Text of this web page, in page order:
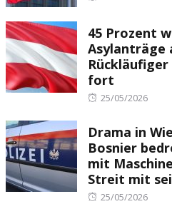
45 Prozent
Asylanträge
fort
Posted
25/05/2026
Drama in
Bosnier
mit
Streit mit
Posted
25/05/2026